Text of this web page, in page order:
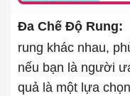
Đa Chế Độ Rung:
rung khác nhau,
nếu bạn là người
quả là một lựa